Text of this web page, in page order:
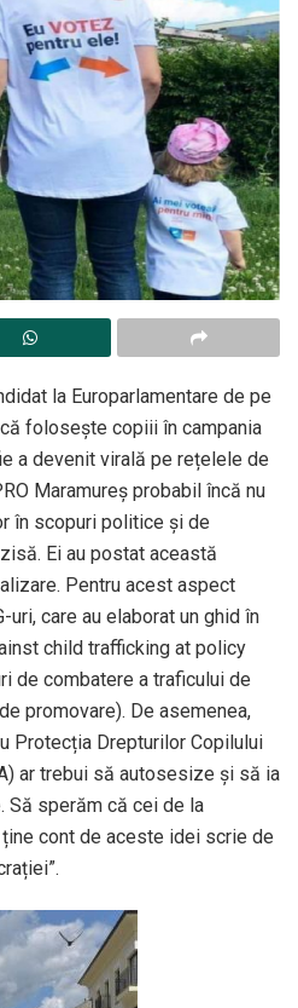
la Europarlamentare de pe
folosește copiii în campania
a devenit virală pe rețelele de
Maramureș probabil încă nu
în scopuri politice și de
Ei au postat această
Pentru acest aspect
care au elaborat un ghid în
child trafficking at policy
de combatere a traficului de
promovare). De asemenea,
Protecția Drepturilor Copilului
ar trebui să autosesize și să ia
Să sperăm că cei de la
ține cont de aceste idei scrie de